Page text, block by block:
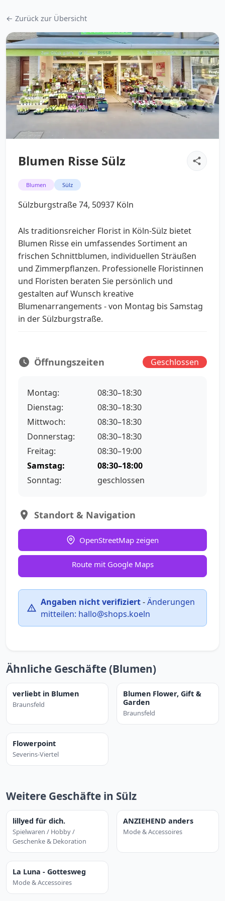
← Zurück zur Übersicht
Blumen Risse Sülz
Blumen Sülz
Sülzburgstraße 74, 50937 Köln
Als traditionsreicher Florist in Köln-Sülz bietet
Blumen Risse ein umfassendes Sortiment an
frischen Schnittblumen, individuellen Sträußen
und Zimmerpflanzen. Professionelle Floristinnen
und Floristen beraten Sie persönlich und
gestalten auf Wunsch kreative
Blumenarrangements - von Montag bis Samstag
in der Sülzburgstraße.
Öffnungszeiten Geschlossen
Montag:
08:30–18:30
Dienstag:
08:30–18:30
Mittwoch:
08:30–18:30
Donnerstag:
08:30–18:30
Freitag:
08:30–19:00
Samstag:
08:30–18:00
Sonntag:
geschlossen
Standort & Navigation
OpenStreetMap zeigen
Route mit Google Maps
Angaben nicht verifiziert-Änderungen
mitteilen: hallo@shops.koeln
Ähnliche Geschäfte (Blumen)
verliebt in Blumen
Braunsfeld
Blumen Flower, Gift &
Garden
Braunsfeld
Flowerpoint
Severins-Viertel
Weitere Geschäfte in Sülz
lillyed für dich.
Spielwaren / Hobby /
Geschenke & Dekoration
ANZIEHEND anders
Mode & Accessoires
La Luna - Gottesweg
Mode & Accessoires